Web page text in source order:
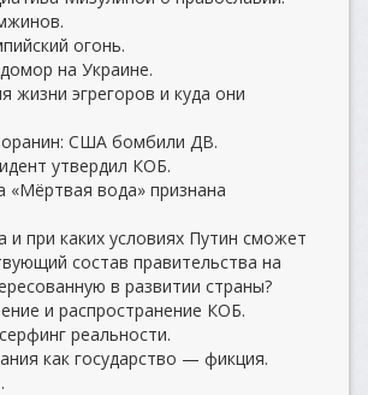
огонь.
на Украине.
жизни эгрегоров и куда они
США бомбили ДВ.
утвердил КОБ.
«Мёртвая вода» признана
и при каких условиях Путин сможет
состав правительства на
в развитии страны?
и распространение КОБ.
реальности.
как государство — фикция.